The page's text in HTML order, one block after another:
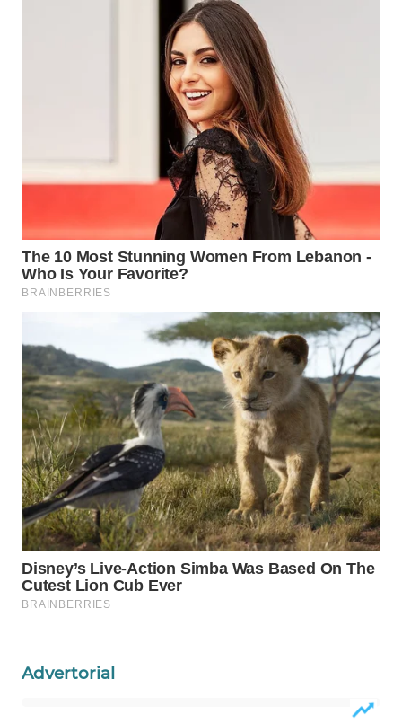
Advertorial
OTOMOTIF
WAHANA
WAHANA
DESA
WISATA
LAPAK
WAHANA
Wahana
Network
KONSUMEN
LISTRIK